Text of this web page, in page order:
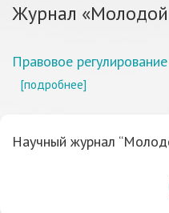
Журнал
Правовое
[подробнее]
Научный журнал